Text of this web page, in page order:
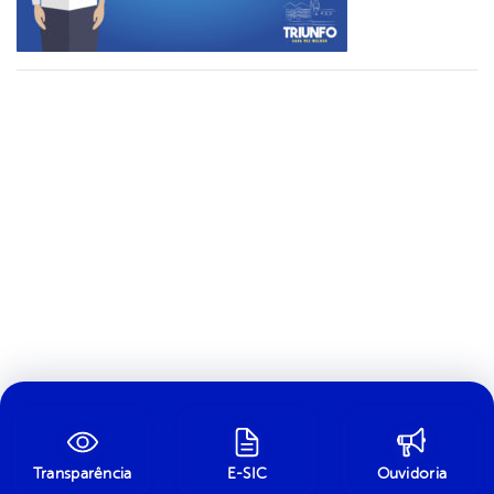
Transparência E-SIC Ouvidoria